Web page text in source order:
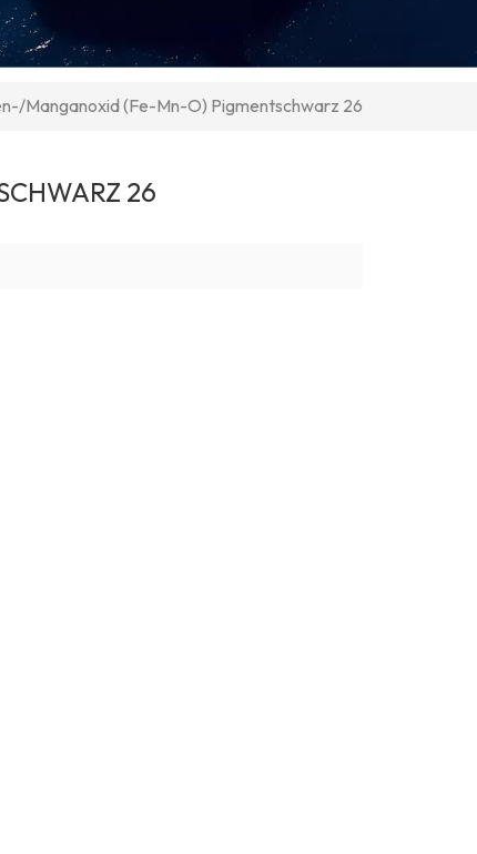
Manganoxid (Fe-Mn-O) Pigmentschwarz 26
26